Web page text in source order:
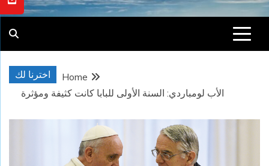
اخترنا لك
Home
الأب لومباردي: السنة الأولى للبابا كانت كثيفة ومؤثرة